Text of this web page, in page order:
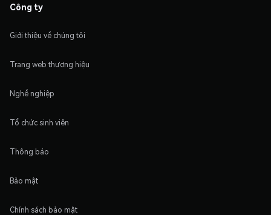
Công ty
Giới thiệu về chúng tôi
Trang web thương hiệu
Nghề nghiệp
Tổ chức sinh viên
Thông báo
Bảo mật
Chính sách bảo mật